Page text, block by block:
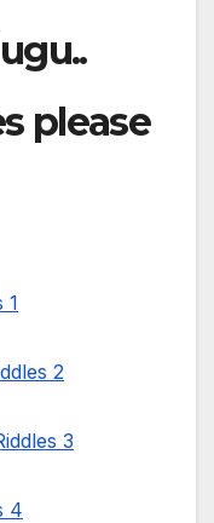
please
1
2
3
4